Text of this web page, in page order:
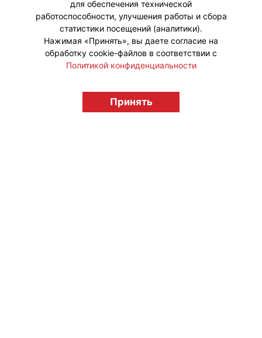
#ПродвижениеБренда
licensingrussia.ru, 2009-2026 12+
для обеспечения технической
работоспособности, улучшения работы и сбора
статистики посещений (аналитики).
Нажимая «Принять», вы даете согласие на
обработку cookie-файлов в соответствии с
Политикой конфиденциальности
Принять